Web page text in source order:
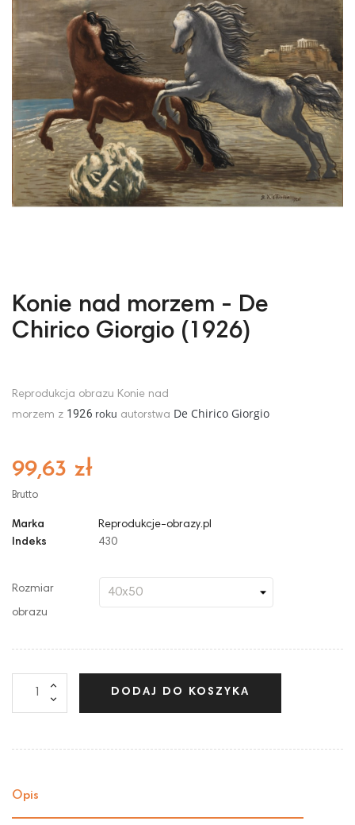
Konie nad morzem - De
Chirico Giorgio (1926)
Reprodukcja obrazu Konie nad
morzem z 1926 roku autorstwa De Chirico Giorgio
99,63 zł
Brutto
Marka
Reprodukcje-obrazy.pl
Indeks
430
Rozmiar
obrazu
DODAJ DO KOSZYKA
Opis